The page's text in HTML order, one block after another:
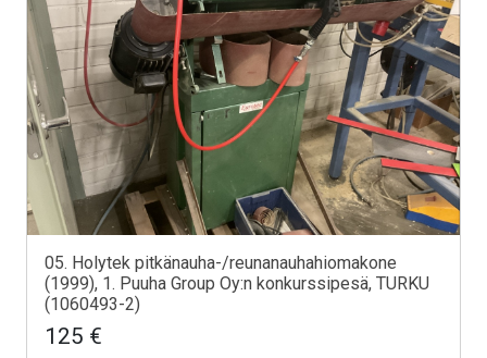
05. Holytek pitkänauha-/reunanauhahiomakone
(1999), 1. Puuha Group Oy:n konkurssipesä, TURKU
(1060493-2)
125 €